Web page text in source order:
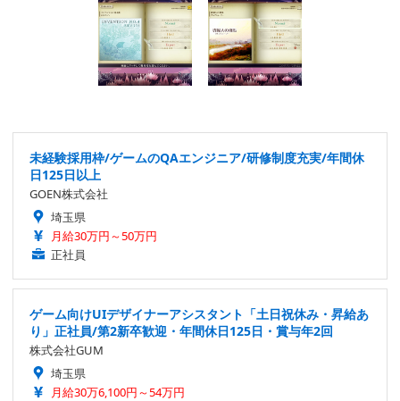
未経験採用枠/ゲームのQAエンジニア/研修制度充実/年間休
日125日以上
GOEN株式会社
埼玉県
月給30万円～50万円
正社員
ゲーム向けUIデザイナーアシスタント「土日祝休み・昇給あ
り」正社員/第2新卒歓迎・年間休日125日・賞与年2回
株式会社GUM
埼玉県
月給30万6,100円～54万円